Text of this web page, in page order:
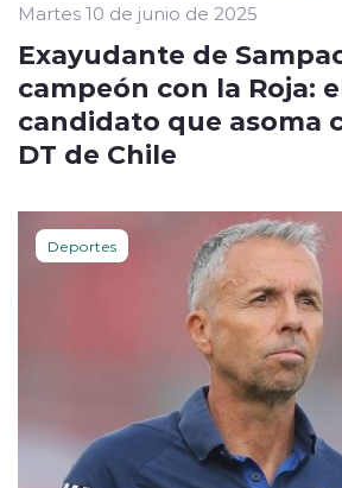
Martes 10 de junio de 2025
Exayudante de
campeón con la Roja:
candidato que asoma
DT de Chile
Deportes